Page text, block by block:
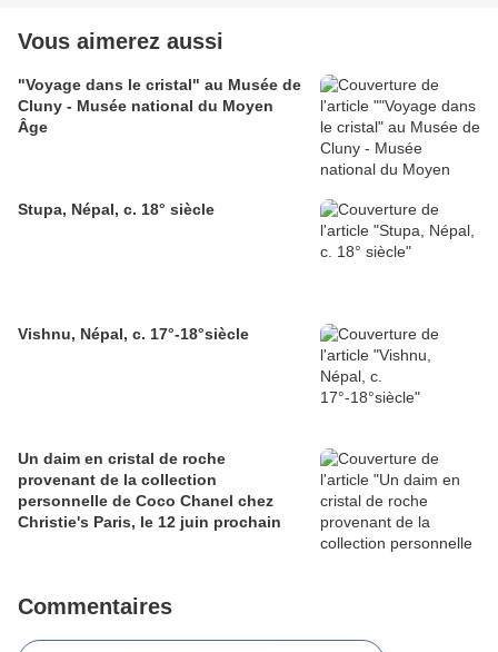
Vous aimerez aussi
"Voyage dans le cristal" au Musée de
Cluny - Musée national du Moyen
Âge
Stupa, Népal, c. 18° siècle
Vishnu, Népal, c. 17°-18°siècle
Un daim en cristal de roche
provenant de la collection
personnelle de Coco Chanel chez
Christie's Paris, le 12 juin prochain
Commentaires